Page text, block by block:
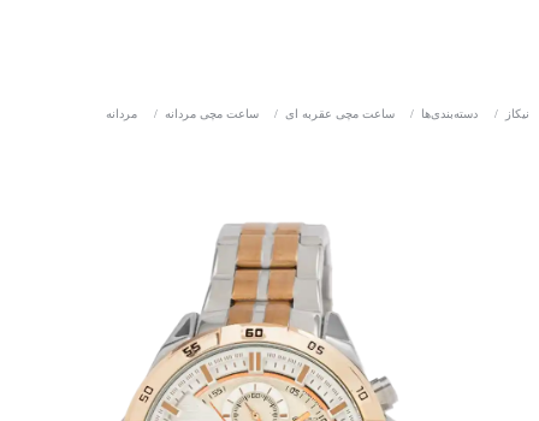
نیکاز / دسته‌بندی‌ها / ساعت مچی عقربه ای / ساعت مچی مردانه / مردانه